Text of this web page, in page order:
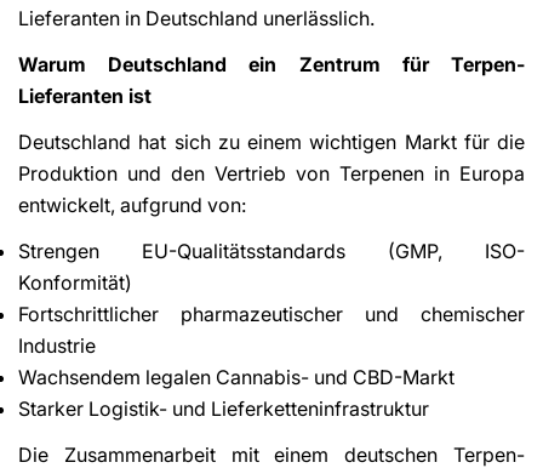
Lieferanten in Deutschland unerlässlich.
Warum Deutschland ein Zentrum für Terpen-
Lieferanten ist
Deutschland hat sich zu einem wichtigen Markt für die
Produktion und den Vertrieb von Terpenen in Europa
entwickelt, aufgrund von:
Strengen EU-Qualitätsstandards (GMP, ISO-
Konformität)
Fortschrittlicher pharmazeutischer und chemischer
Industrie
Wachsendem legalen Cannabis- und CBD-Markt
Starker Logistik- und Lieferketteninfrastruktur
Die Zusammenarbeit mit einem deutschen Terpen-